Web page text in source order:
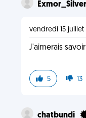
Exmor_Silver
vendredi 15 juillet
J'aimerais
5 13
chatbundi